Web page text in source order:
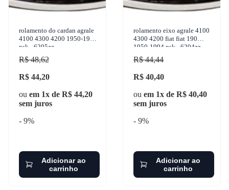
rolamento do cardan agrale
4100 4300 4200 1950-1994
nsk - 6205zz
R$ 48,62
R$ 44,20
ou em 1x de R$ 44,20
sem juros
- 9%
Adicionar ao
carrinho
rolamento eixo agrale 4100
4300 4200 fiat fiat 190
1950-1994 nsk - 6204zz
R$ 44,44
R$ 40,40
ou em 1x de R$ 40,40
sem juros
- 9%
Adicionar ao
carrinho